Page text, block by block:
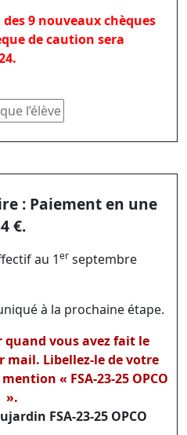
9 nouveaux chèques
de caution sera
: Paiement en une
€.
au 1er septembre
à la prochaine étape.
vous avez fait le
Libellez-le de votre
« FSA-23-25 OPCO
».
FSA-23-25 OPCO